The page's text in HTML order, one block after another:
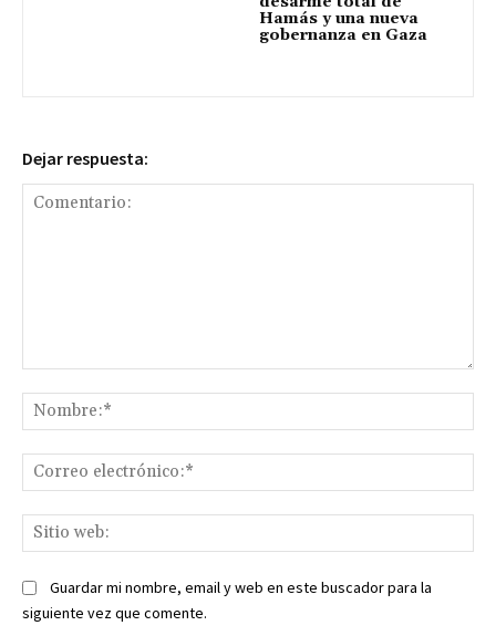
Hamás y una nueva
gobernanza en Gaza
Dejar respuesta:
Guardar mi nombre, email y web en este buscador para la
siguiente vez que comente.